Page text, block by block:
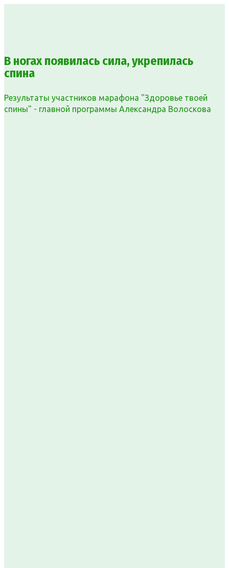
В ногах появилась сила, укрепилась
спина
Результаты участников марафона "Здоровье твоей
спины" - главной программы Александра Волоскова